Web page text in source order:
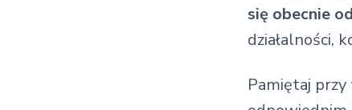
się obecnie
działalności,
Pamiętaj